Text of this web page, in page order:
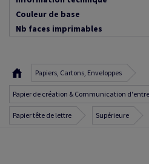
Couleur de base
Nb faces imprimables
Papiers, Cartons, Enveloppes
Papier de création & Communication
Papier tête de lettre Supérieure